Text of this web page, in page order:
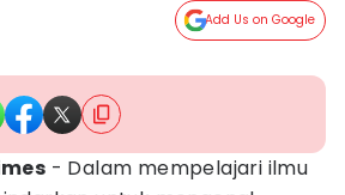
Add Us on Google
- Dalam mempelajari ilmu